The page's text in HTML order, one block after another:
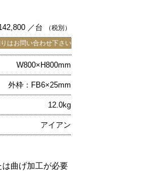
／台 （税別）
はお問い合わせ下さい
W800×H800mm
外枠：FB6×25mm
12.0kg
アイアン
曲げ加工が必要